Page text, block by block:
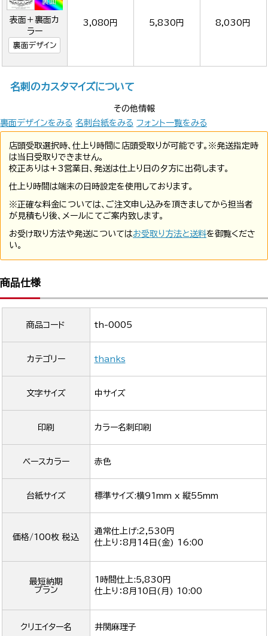
表面＋裏面カ
ラー
裏面デザイン
3,080円 5,830円 8,030円
名刺のカスタマイズについて
その他情報
裏面デザインをみる 名刺台紙をみる フォント一覧をみる
店頭受取選択時、仕上り時間に店頭受取りが可能です。※発送指定時
は当日受取りできません。
校正ありは+3営業日、発送は仕上り日の夕方に出荷します。
仕上り時間は端末の日時設定を使用しております。
※正確な料金については、ご注文申し込みを頂きましてから担当者
が見積もり後、メールにてご案内致します。
お受け取り方法や発送についてはお受取り方法と送料を御覧くださ
い。
商品仕様
商品コード th-0005
カテゴリー thanks
文字サイズ 中サイズ
印刷 カラー名刺印刷
ベースカラー 赤色
台紙サイズ 標準サイズ:横91mm x 縦55mm
価格/100枚 税込
通常仕上げ:2,530円
仕上り：8月14日(金) 16:00
最短納期
プラン
1時間仕上:5,830円
仕上り：8月10日(月) 10:00
クリエイター名 井関麻理子